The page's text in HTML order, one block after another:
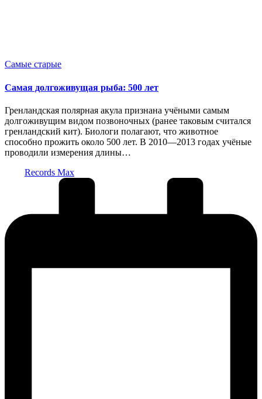
Опубликовано
Самые старые
Самая долгоживущая рыба: 500 лет
Гренландская полярная акула признана учёными самым
долгоживущим видом позвоночных (ранее таковым считался
гренландский кит). Биологи полагают, что животное
способно прожить около 500 лет. В 2010—2013 годах учёные
проводили измерения длины…
Records Max